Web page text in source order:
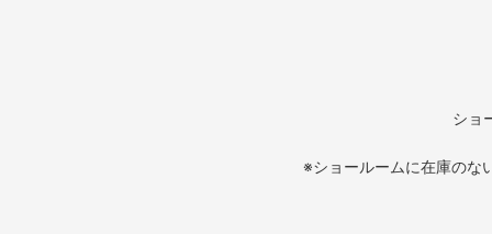
ショ
※ショールームに在庫のな